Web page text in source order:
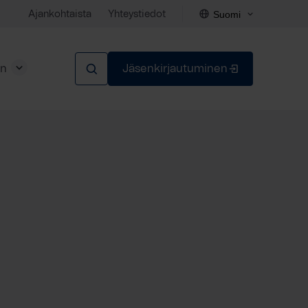
Ajankohtaista Yhteystiedot Suomi
Jäsenkirjautuminen